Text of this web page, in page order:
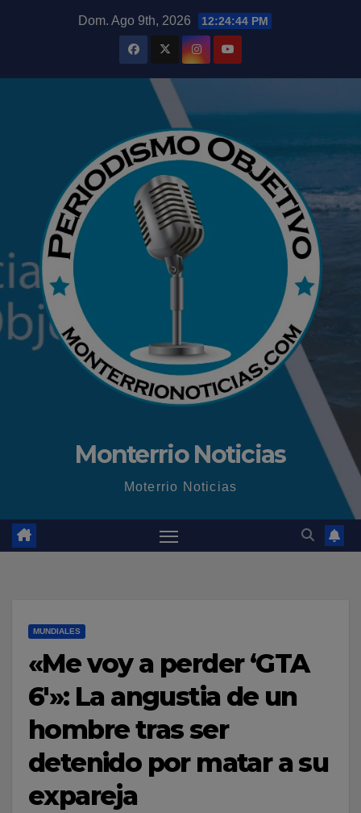
Dom. Ago 9th, 2026 12:24:45 PM
Monterrio Noticias
Moterrio Noticias
MUNDIALES
«Me voy a perder ‘GTA
6′»: La angustia de un
hombre tras ser
detenido por matar a su
expareja
modal-check